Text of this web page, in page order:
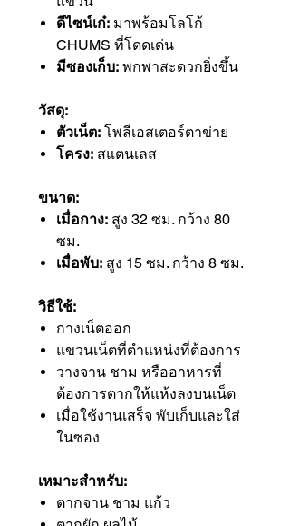
ดีไซน์เก๋: มาพร้อมโลโก้
CHUMS ที่โดดเด่น
มีซองเก็บ: พกพาสะดวกยิ่งขึ้น
วัสดุ:
ตัวเน็ต: โพลีเอสเตอร์ตาข่าย
โครง: สแตนเลส
ขนาด:
เมื่อกาง: สูง 32 ซม. กว้าง 80
ซม.
เมื่อพับ: สูง 15 ซม. กว้าง 8 ซม.
วิธีใช้:
กางเน็ตออก
แขวนเน็ตที่ตำแหน่งที่ต้องการ
วางจาน ชาม หรืออาหารที่
ต้องการตากให้แห้งลงบนเน็ต
เมื่อใช้งานเสร็จ พับเก็บและใส่
ในซอง
เหมาะสำหรับ:
ตากจาน ชาม แก้ว